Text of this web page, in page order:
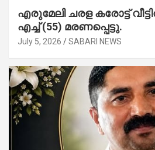
എരുമേലി ചരള കരോട്ട്
എച്ച് (55) മരണപ്പെട്ടു.
July 5, 2026 SABARI NEWS